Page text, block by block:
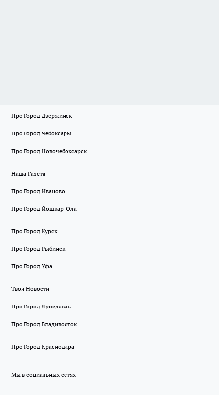
Про Город Дзержинск
Про Город Чебоксары
Про Город Новочебоксарск
Наша Газета
Про Город Иваново
Про Город Йошкар-Ола
Про Город Курск
Про Город Рыбинск
Про Город Уфа
Твои Новости
Про Город Ярославль
Про Город Владивосток
Про Город Краснодара
Мы в социальных сетях